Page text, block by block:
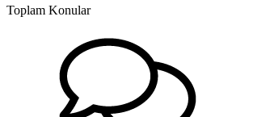
Toplam Konular